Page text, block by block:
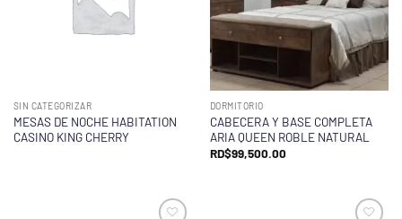
SIN CATEGORIZAR
MESAS DE NOCHE HABITATION
CASINO KING CHERRY
DORMITORIO
CABECERA Y BASE COMPLETA
ARIA QUEEN ROBLE NATURAL
RD$99,500.00